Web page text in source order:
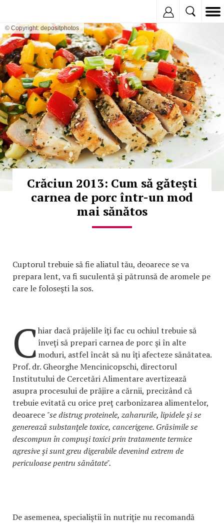
© Copyright: depositphotos
Crăciun 2013: Cum să găteşti
carnea de porc într-un mod
mai sănătos
Cuptorul trebuie să fie aliatul tău, deoarece se va
prepara lent, va fi suculentă şi pătrunsă de aromele pe
care le foloseşti la sos.
Chiar dacă prăjelile îţi fac cu ochiul trebuie să
înveţi să prepari carnea de porc şi în alte
moduri, astfel încât să nu îţi afecteze sănătatea.
Prof. dr. Gheorghe Mencinicopschi, directorul
Institutului de Cercetări Alimentare avertizează
asupra procesului de prăjire a cărnii, precizând că
trebuie evitată cu orice preţ carbonizarea alimentelor,
deoarece "se distrug proteinele, zaharurile, lipidele şi se
generează substanţele toxice, cancerigene. Grăsimile se
descompun în compuşi toxici prin tratamente termice
agresive şi sunt greu digerabile devenind extrem de
periculoase pentru sănătate".
De asemenea, specialiştii în nutriţie nu recomandă